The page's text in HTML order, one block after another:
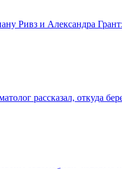
Ривз и Александра
рассказал, откуда